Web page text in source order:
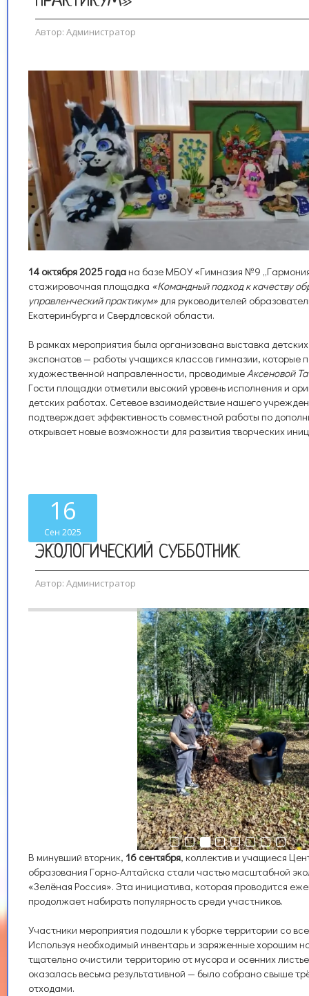
Автор: Администратор
14 октября 2025 года на базе МБОУ «Гимназия №9
стажировочная площадка «Командный подход к качеству
управленческий практикум» для руководителей
Екатеринбурга и Свердловской области.
В рамках мероприятия была организована выставка
экспонатов — работы учащихся классов гимназии, которые
художественной направленности, проводимыеАксеновой
Гости площадки отметили высокий уровень исполнения и
детских работах. Сетевое взаимодействие нашего
подтверждает эффективность совместной работы по
открывает новые возможности для развития творческих
16
Сен 2025
ЭКОЛОГИЧЕСКИЙ СУББОТНИК
Автор: Администратор
В минувший вторник, 16 сентября, коллектив и учащиеся
образования Горно-Алтайска стали частью масштабной
«Зелёная Россия». Эта инициатива, которая проводится
продолжает набирать популярность среди участников.
Участники мероприятия подошли к уборке территории со
Используя необходимый инвентарь и заряженные хорошим
тщательно очистили территорию от мусора и осенних
оказалась весьма результативной — было собрано свыше
отходами.